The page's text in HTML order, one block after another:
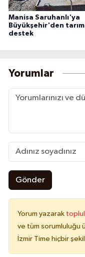
Manisa Saruhanlı'ya
Büyükşehir'den
destek
Yorumlar
Gönder
Yorum yazarak
ve tüm sorumluluğu
İzmir Time hiçbir